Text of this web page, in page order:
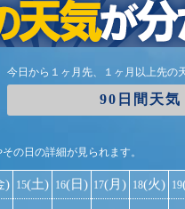
今日から１ヶ月先、１ヶ月以上先の
90日間天気
の日の詳細が見られます。
) 15(土) 16(日) 17(月) 18(火) 19